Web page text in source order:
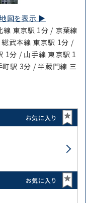
む
地図を表示 ▶︎
線 東京駅 1分 / 京葉線
武本線 東京駅 1分 /
1分 / 山手線 東京駅 1
駅 3分 / 半蔵門線 三
お気に入り
お気に入り